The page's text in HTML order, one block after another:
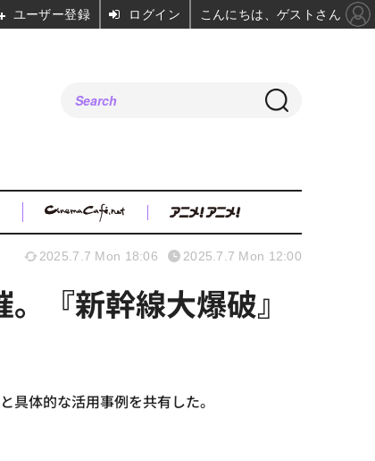
『新幹線大爆破』
体的な活用事例を共有した。
2025.7.7 Mon 18:06 2025.7.7 Mon 12:00
ユーザー登録 ログイン こんにちは、ゲストさん